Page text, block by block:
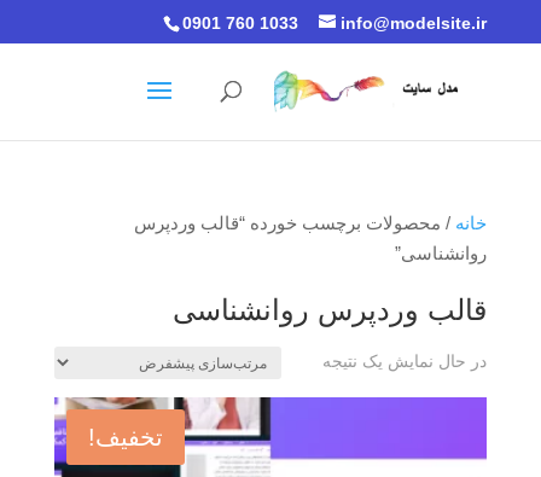
0901 760 1033 info@modelsite.ir
خانه / محصولات برچسب خورده “قالب وردپرس
روانشناسی”
قالب وردپرس روانشناسی
در حال نمایش یک نتیجه
تخفیف!